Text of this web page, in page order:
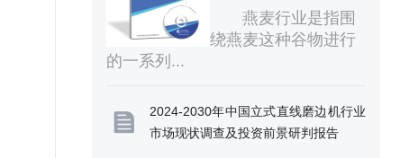
前景预测报告
燕麦行业是指围
绕燕麦这种谷物进行
的一系列...
2024-2030年中国立式直线磨边机行业
市场现状调查及投资前景研判报告